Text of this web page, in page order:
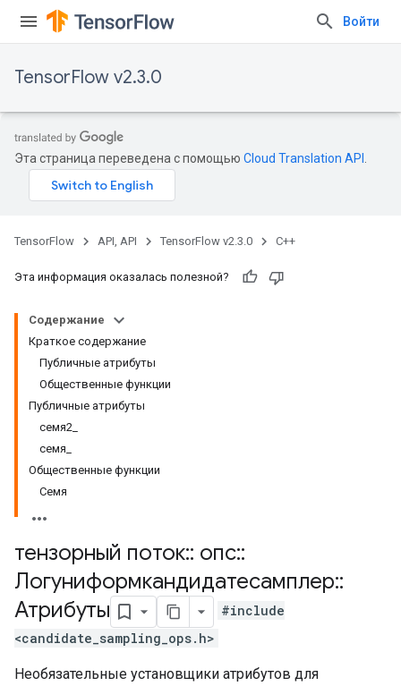
Войти
TensorFlow v2.3.0
Эта страница переведена с помощью Cloud Translation API
TensorFlow API, API TensorFlow v2.3.0 C++
Эта информация оказалась полезной?
Содержание
Краткое содержание
Публичные атрибуты
Общественные функции
Публичные атрибуты
семя2_
семя_
Общественные функции
Семя
тензорный поток:: опс::
Логуниформкандидатесамплер::
Атрибуты
#include
<candidate_sampling_ops.h>
Необязательные установщики атрибутов для